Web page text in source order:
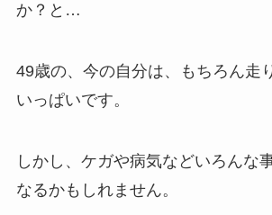
か？と…
49歳の、今の自分は、もちろん走
いっぱいです。
しかし、ケガや病気などいろんな
なるかもしれません。